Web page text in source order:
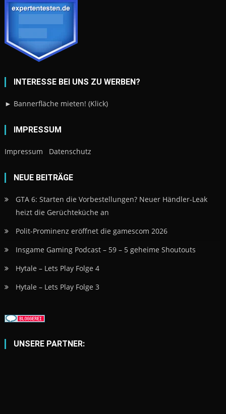
INTERESSE BEI UNS ZU WERBEN?
► Bannerfläche mieten! (Klick)
IMPRESSUM
Impressum Datenschutz
NEUE BEITRÄGE
GTA 6: Starten die Vorbestellungen? Neuer Händler-Leak
heizt die Gerüchteküche an
Polit-Prominenz eröffnet die gamescom 2026
Insgame Gaming Podcast – 59 – 5 geheime Shoutouts
Hytale – Lets Play Folge 4
Hytale – Lets Play Folge 3
UNSERE PARTNER: